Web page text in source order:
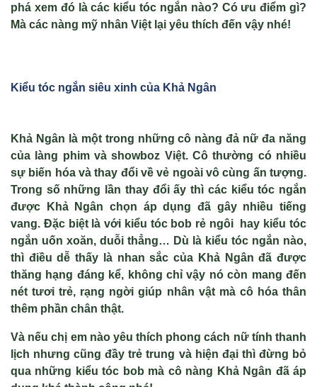
phá xem đó là các kiểu tóc ngắn nào? Có ưu điểm gì?
Mà các nàng mỹ nhân Việt lại yêu thích đến vậy nhé!
Kiểu tóc ngắn siêu xinh của Khả Ngân
Khả Ngân là một trong những cô nàng đả nữ đa năng
của làng phim và showboz Việt. Cô thường có nhiều
sự biến hóa và thay đổi về vẻ ngoài vô cùng ấn tượng.
Trong số những lần thay đổi ấy thì các kiểu tóc ngắn
được Khả Ngân chọn áp dụng đã gây nhiều tiếng
vang. Đặc biệt là với kiểu tóc bob rẻ ngôi hay kiểu tóc
ngắn uốn xoăn, duỗi thẳng… Dù là kiểu tóc ngắn nào,
thì điều dễ thấy là nhan sắc của Khả Ngân đã được
thăng hạng đáng kể, không chỉ vậy nó còn mang đến
nét tươi trẻ, rạng ngời giúp nhân vật mà cô hóa thân
thêm phần chân thật.
Và nếu chị em nào yêu thích phong cách nữ tính thanh
lịch nhưng cũng đầy trẻ trung và hiện đại thì đừng bỏ
qua những kiểu tóc bob mà cô nàng Khả Ngân đã áp